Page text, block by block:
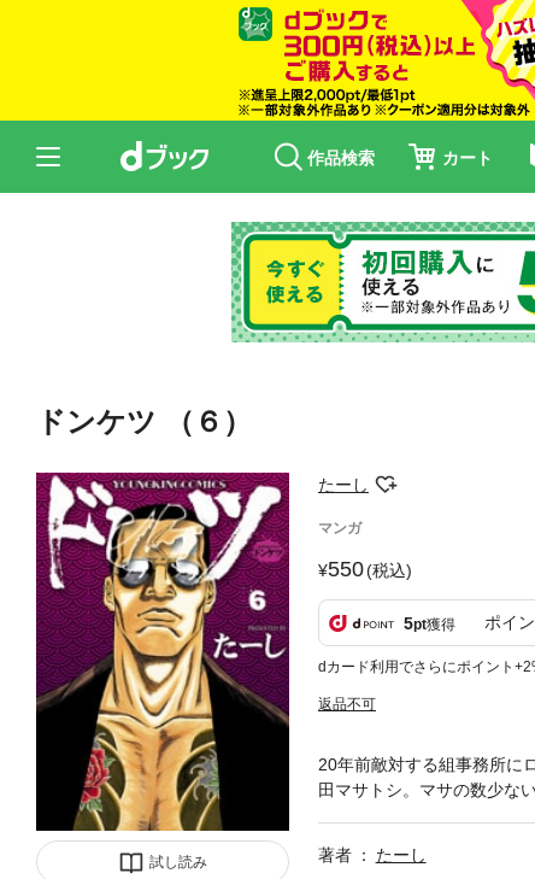
作品検索 カート
ドンケツ （６）
試し読み
たーし
マンガ
550(税込)
5pt獲得 ポイ
dカード利用でさらにポイント
返品不可
20年前敵対する組事務所に
田マサトシ。マサの数少な
著者
たーし